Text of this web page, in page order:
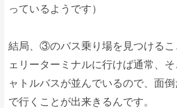
っているようです）
結局、③のバス乗り場を見つけるこ
ェリーターミナルに行けば通常、
ャトルバスが並んでいるので、面
で行くことが出来きるんです。